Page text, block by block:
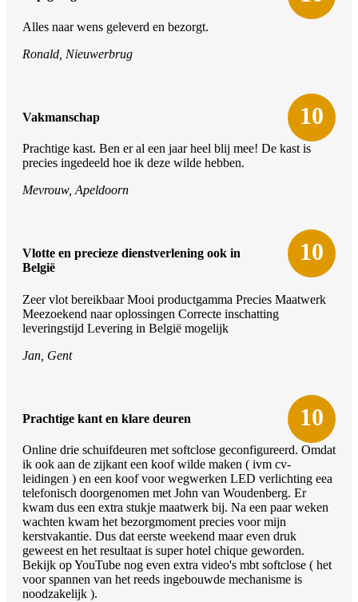
Alles naar wens geleverd en bezorgt.
Ronald, Nieuwerbrug
10
Vakmanschap
Prachtige kast. Ben er al een jaar heel blij mee! De kast is
precies ingedeeld hoe ik deze wilde hebben.
Mevrouw, Apeldoorn
10
Vlotte en precieze dienstverlening ook in
België
Zeer vlot bereikbaar Mooi productgamma Precies Maatwerk
Meezoekend naar oplossingen Correcte inschatting
leveringstijd Levering in België mogelijk
Jan, Gent
10
Prachtige kant en klare deuren
Online drie schuifdeuren met softclose geconfigureerd. Omdat
ik ook aan de zijkant een koof wilde maken ( ivm cv-
leidingen ) en een koof voor wegwerken LED verlichting eea
telefonisch doorgenomen met John van Woudenberg. Er
kwam dus een extra stukje maatwerk bij. Na een paar weken
wachten kwam het bezorgmoment precies voor mijn
kerstvakantie. Dus dat eerste weekend maar even druk
geweest en het resultaat is super hotel chique geworden.
Bekijk op YouTube nog even extra video's mbt softclose ( het
voor spannen van het reeds ingebouwde mechanisme is
noodzakelijk ).